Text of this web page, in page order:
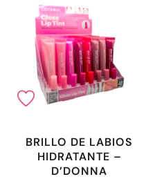
BRILLO DE LABIOS
HIDRATANTE –
D’DONNA